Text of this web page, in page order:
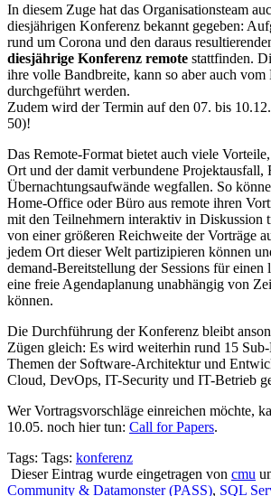
In diesem Zuge hat das Organisationsteam
diesjährigen Konferenz bekannt gegeben:
rund um Corona und den daraus
diesjährige Konferenz remote stattfinden.
ihre volle Bandbreite, kann so aber auch
durchgeführt werden.
Zudem wird der Termin auf den 07. bis
50)!
Das Remote-Format bietet auch viele
Ort und der damit verbundene Projektausfall,
Übernachtungsaufwände wegfallen. So
Home-Office oder Büro aus remote ihren
mit den Teilnehmern interaktiv in Diskussion
von einer größeren Reichweite der Vorträge
jedem Ort dieser Welt partizipieren können
demand-Bereitstellung der Sessions für einen
eine freie Agendaplanung unabhängig von
können.
Die Durchführung der Konferenz bleibt
Zügen gleich: Es wird weiterhin rund 15
Themen der Software-Architektur und
Cloud, DevOps, IT-Security und IT-Betrieb
Wer Vortragsvorschläge einreichen möchte,
10.05. noch hier tun: Call for Papers.
Tags: Tags: konferenz
Dieser Eintrag wurde eingetragen von cmu
Community & Datamonster (PASS), SQL